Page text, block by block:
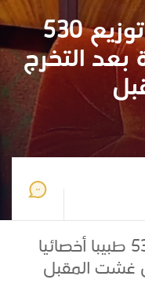
وزير الصحة: تعيين وتوزيع 530
بعد التخرج
وزير الصحة: تعيين وتوزيع 530 طبيبا أخصائيا
غشت المقبل